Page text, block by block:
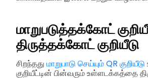
மாறுபடுத்தக்கோட்
திருத்தக்கோட் குறியீடு
சிறந்தது மாறுபாடு செய்யும் QR குறியீடு
குறியீட்டின் பின்வரும் உள்ளடக்கத்தை